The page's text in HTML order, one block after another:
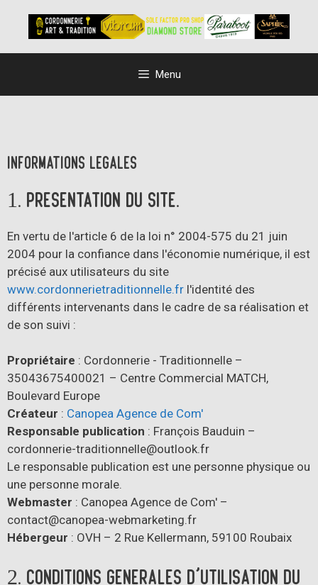
Menu
Informations légales
1. Présentation du site.
En vertu de l'article 6 de la loi n° 2004-575 du 21 juin
2004 pour la confiance dans l'économie numérique, il est
précisé aux utilisateurs du site
www.cordonnerietraditionnelle.fr l'identité des
différents intervenants dans le cadre de sa réalisation et
de son suivi :
Propriétaire : Cordonnerie - Traditionnelle –
35043675400021 – Centre Commercial MATCH,
Boulevard Europe
Créateur : Canopea Agence de Com'
Responsable publication : François Bauduin –
cordonnerie-traditionnelle@outlook.fr
Le responsable publication est une personne physique ou
une personne morale.
Webmaster : Canopea Agence de Com' –
contact@canopea-webmarketing.fr
Hébergeur : OVH – 2 Rue Kellermann, 59100 Roubaix
2. Conditions générales d’utilisation du